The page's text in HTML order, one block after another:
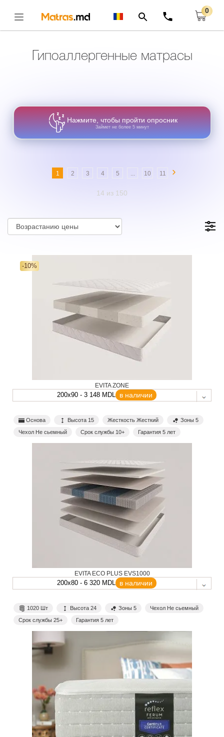
0
Гипоаллергенные матрасы
Нажмите, чтобы пройти опросник
Займет не более 5 минут
1 2 3 4 5 10 11 ›
14 из 150
-10%
EVITA ZONE
200x90 - 3 148 MDL в наличии
Основа Высота 15 Жесткость Жесткий
Зоны 5
Чехол Не сьемный
Срок службы 10+ Гарантия 5 лет
EVITA ECO PLUS EVS1000
200x80 - 6 320 MDL в наличии
1020 Шт Высота 24 Зоны 5
Чехол Не сьемный
Срок службы 25+
Гарантия 5 лет